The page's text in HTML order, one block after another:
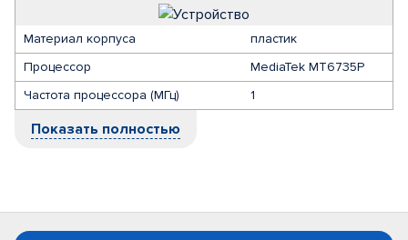
Материал корпуса
пластик
Процессор
MediaTek MT6735P
Частота процессора (МГц)
1
Показать полностью